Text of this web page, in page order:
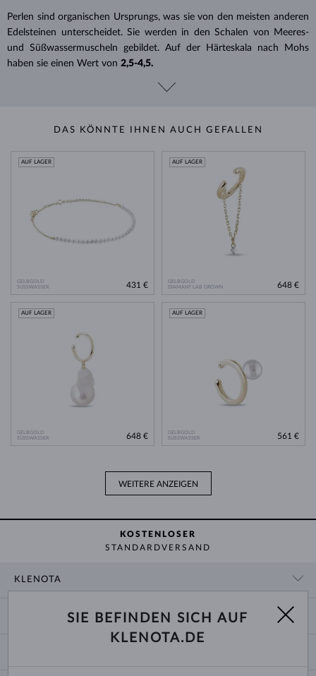
Perlen sind organischen Ursprungs, was sie von den meisten anderen
Edelsteinen unterscheidet. Sie werden in den Schalen von Meeres-
und Süßwassermuscheln gebildet. Auf der Härteskala nach Mohs
haben sie einen Wert von 2,5-4,5.
DAS KÖNNTE IHNEN AUCH GEFALLEN
GELBGOLD
SÜSSWASSER
AUF LAGER
431 €
GELBGOLD
DIAMANT LAB GROWN
AUF LAGER
648 €
GELBGOLD
SÜSSWASSER
AUF LAGER
648 €
GELBGOLD
SÜSSWASSER
AUF LAGER
561 €
WEITERE ANZEIGEN
KOSTENLOSER
STANDARDVERSAND
KLENOTA
ZAHLUNG UND VERSAND
SIE BEFINDEN SICH AUF
KLENOTA.DE